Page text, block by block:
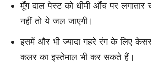
मूँग दाल पेस्ट को धीमी आँच पर लगातार
नहीं तो ये जल जाएगी।
इसमें और भी ज्यादा गहरे रंग के लिए
कलर का इस्तेमाल भी कर सकते हैं।